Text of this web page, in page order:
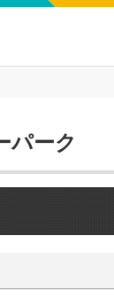
パーク